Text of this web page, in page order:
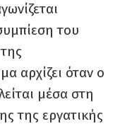
του
αρχίζει όταν ο
μέσα στη
της εργατικής